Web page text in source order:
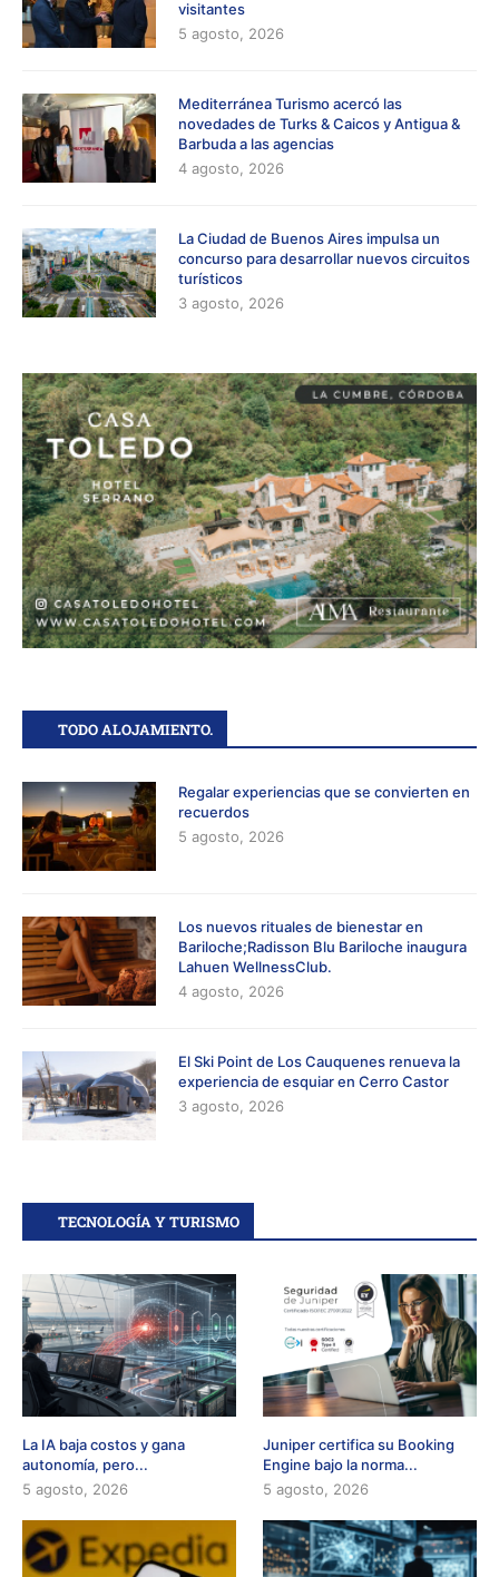
visitantes
5 agosto, 2026
Mediterránea Turismo acercó las
novedades de Turks & Caicos y Antigua &
Barbuda a las agencias
4 agosto, 2026
La Ciudad de Buenos Aires impulsa un
concurso para desarrollar nuevos circuitos
turísticos
3 agosto, 2026
TODO ALOJAMIENTO.
Regalar experiencias que se convierten en
recuerdos
5 agosto, 2026
Los nuevos rituales de bienestar en
Bariloche;Radisson Blu Bariloche inaugura
Lahuen WellnessClub.
4 agosto, 2026
El Ski Point de Los Cauquenes renueva la
experiencia de esquiar en Cerro Castor
3 agosto, 2026
TECNOLOGÍA Y TURISMO
La IA baja costos y gana
autonomía, pero...
5 agosto, 2026
Juniper certifica su Booking
Engine bajo la norma...
5 agosto, 2026